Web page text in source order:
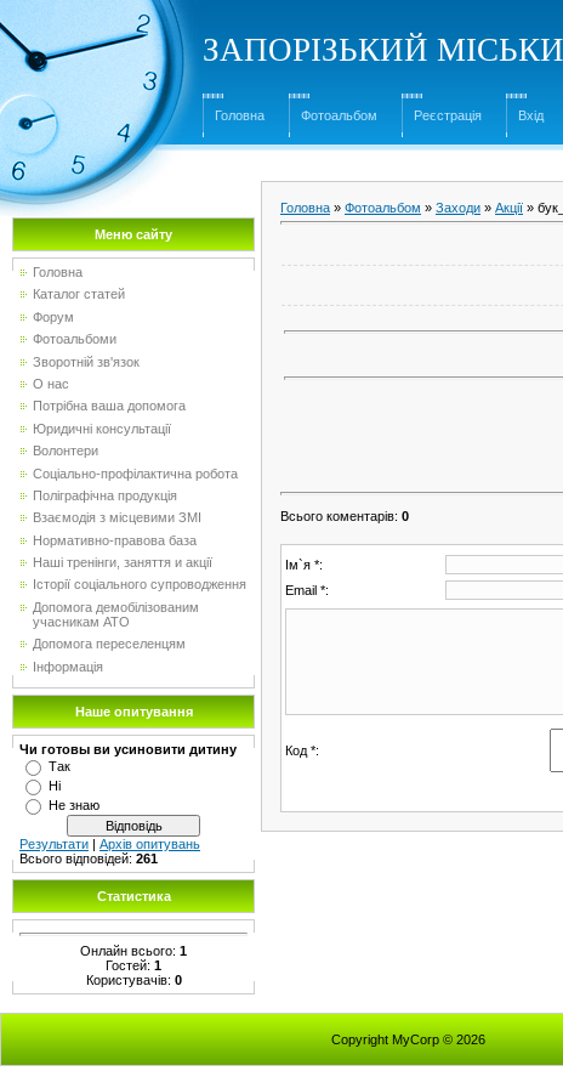
ЗАПОРІЗЬКИЙ
Головна Фотоальбом Реєстрація Вхід
Меню сайту
Головна
Каталог статей
Форум
Фотоальбоми
Зворотній зв'язок
О нас
Потрібна ваша допомога
Юридичні консультації
Волонтери
Соціально-профілактична робота
Поліграфічна продукція
Взаємодія з місцевими ЗМІ
Нормативно-правова база
Наші тренінги, заняття и акції
Історії соціального супроводження
Допомога демобілізованим
учасникам АТО
Допомога переселенцям
Інформація
Наше опитування
Чи готовы ви усиновити дитину
Так
Ні
Не знаю
Результати | Архів опитувань
Всього відповідей: 261
Статистика
Онлайн всього: 1
Гостей: 1
Користувачів: 0
Головна » Фотоальбом » Заходи » Акції »
Всього коментарів: 0
Ім`я *:
Email *:
Код *:
Copyright MyCorp © 2026